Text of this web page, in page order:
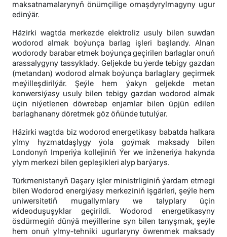
maksatnamalarynyň önümçilige ornaşdyrylmagyny ugur
edinýär.
Häzirki wagtda merkezde elektroliz usuly bilen suwdan
wodorod almak boýunça barlag işleri başlandy. Alnan
wodorody barabar etmek boýunça geçirilen barlaglar onuň
arassalygyny tassyklady. Geljekde bu ýerde tebigy gazdan
(metandan) wodorod almak boýunça barlaglary geçirmek
meýilleşdirilýär. Şeýle hem ýakyn geljekde metan
konwersiýasy usuly bilen tebigy gazdan wodorod almak
üçin niýetlenen döwrebap enjamlar bilen üpjün edilen
barlaghanany döretmek göz öňünde tutulýar.
Häzirki wagtda biz wodorod energetikasy babatda halkara
ylmy hyzmatdaşlygy ýola goýmak maksady bilen
Londonyň Imperiýa kollejiniň Ýer we inženeriýa hakynda
ylym merkezi bilen gepleşikleri alyp barýarys.
Türkmenistanyň Daşary işler ministrliginiň ýardam etmegi
bilen Wodorod energiýasy merkeziniň işgärleri, şeýle hem
uniwersitetiň mugallymlary we talyplary üçin
wideoduşuşyklar geçirildi. Wodorod energetikasyny
ösdürmegiň dünýä meýillerine syn bilen tanyşmak, şeýle
hem onuň ylmy-tehniki ugurlaryny öwrenmek maksady